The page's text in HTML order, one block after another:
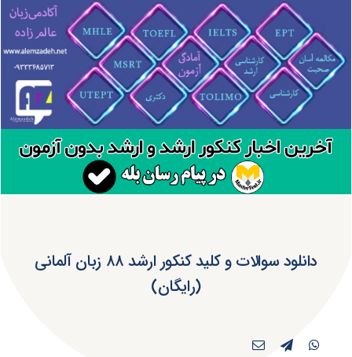
دانلود سوالات و کلید کنکور ارشد ۸۸ زبان آلمانی
(رایگان)